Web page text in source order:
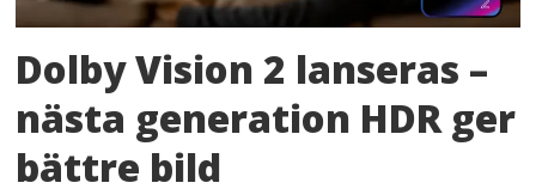
Dolby Vision 2 lanseras –
nästa generation HDR ger
bättre bild